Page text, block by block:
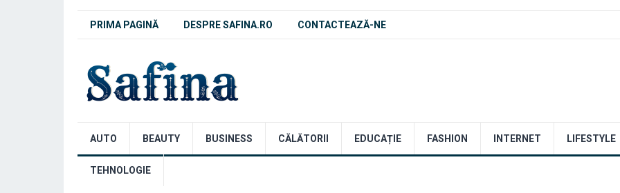
PRIMA PAGINĂ DESPRE SAFINA.RO CONTACTEAZĂ-NE
AUTO BEAUTY BUSINESS CĂLĂTORII EDUCAȚIE FASHION INTERNET LIFESTYLE
TEHNOLOGIE